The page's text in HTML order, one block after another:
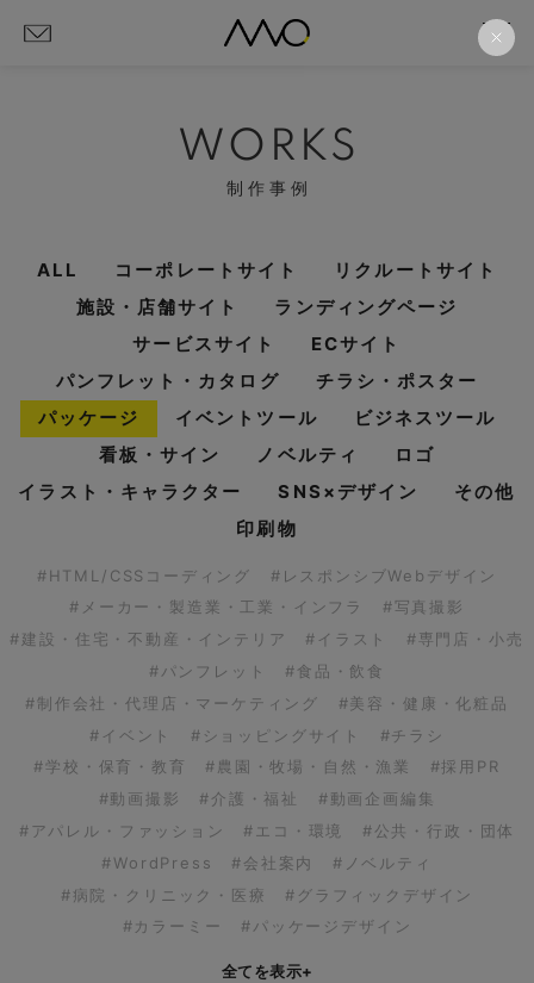
WORKS
制作事例
ALL コーポレートサイト
リクルートサイト
施設・店舗サイト
ランディングページ
サービスサイト
ECサイト
パンフレット・カタログ
チラシ・ポスター
パッケージ
イベントツール
ビジネスツール
看板・サイン
ノベルティ
ロゴ
イラスト・キャラクター
SNS×デザイン
その他
印刷物
#HTML/CSSコーディング
#レスポンシブWebデザイン
#メーカー・製造業・工業・インフラ
#写真撮影
#建設・住宅・不動産・インテリア
#イラスト
#専門店・小売
#パンフレット
#食品・飲食
#制作会社・代理店・マーケティング
#美容・健康・化粧品
#イベント
#ショッピングサイト
#チラシ
#学校・保育・教育
#農園・牧場・自然・漁業
#採用PR
#動画撮影
#介護・福祉
#動画企画編集
#アパレル・ファッション
#エコ・環境
#公共・行政・団体
#WordPress
#会社案内
#ノベルティ
#病院・クリニック・医療
#グラフィックデザイン
#カラーミー
#パッケージデザイン
全てを表示+